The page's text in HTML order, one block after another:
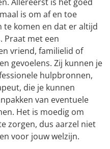
Allereerst is het goed
is om af en toe
komen en dat er altijd
Praat met een
vriend, familielid of
gevoelens. Zij kunnen je
hulpbronnen,
die je kunnen
van eventuele
Het is moedig om
zorgen, dus aarzel niet
voor jouw welzijn.